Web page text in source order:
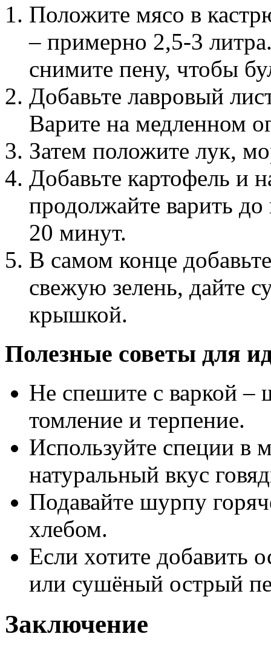
Положите мясо в
– примерно 2,5-3
снимите пену, чтобы
Добавьте лавровый
Варите на медленном
Затем положите лук,
Добавьте картофель и
продолжайте варить до
20 минут.
В самом конце
свежую зелень, дайте
крышкой.
Полезные советы для
Не спешите с варкой –
томление и терпение.
Используйте специи в
натуральный вкус
Подавайте шурпу
хлебом.
Если хотите добавить
или сушёный острый
Заключение